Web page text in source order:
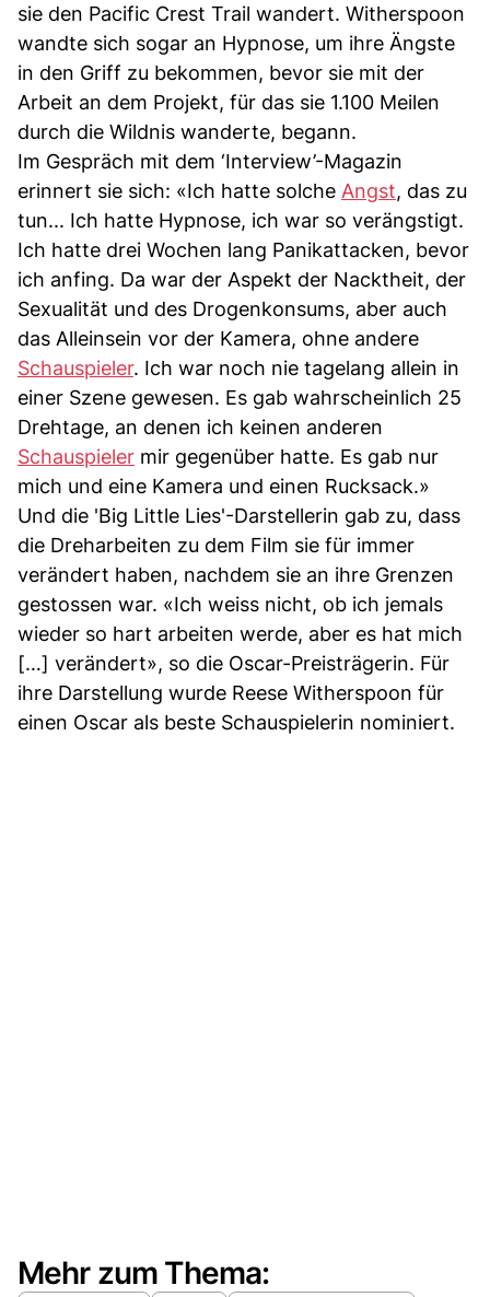
sie den Pacific Crest Trail wandert. Witherspoon
wandte sich sogar an Hypnose, um ihre Ängste
in den Griff zu bekommen, bevor sie mit der
Arbeit an dem Projekt, für das sie 1.100 Meilen
durch die Wildnis wanderte, begann.
Im Gespräch mit dem ‘Interview’-Magazin
erinnert sie sich: «Ich hatte solche Angst, das zu
tun... Ich hatte Hypnose, ich war so verängstigt.
Ich hatte drei Wochen lang Panikattacken, bevor
ich anfing. Da war der Aspekt der Nacktheit, der
Sexualität und des Drogenkonsums, aber auch
das Alleinsein vor der Kamera, ohne andere
Schauspieler. Ich war noch nie tagelang allein in
einer Szene gewesen. Es gab wahrscheinlich 25
Drehtage, an denen ich keinen anderen
Schauspieler mir gegenüber hatte. Es gab nur
mich und eine Kamera und einen Rucksack.»
Und die 'Big Little Lies'-Darstellerin gab zu, dass
die Dreharbeiten zu dem Film sie für immer
verändert haben, nachdem sie an ihre Grenzen
gestossen war. «Ich weiss nicht, ob ich jemals
wieder so hart arbeiten werde, aber es hat mich
[…] verändert», so die Oscar-Preisträgerin. Für
ihre Darstellung wurde Reese Witherspoon für
einen Oscar als beste Schauspielerin nominiert.
Mehr zum Thema: